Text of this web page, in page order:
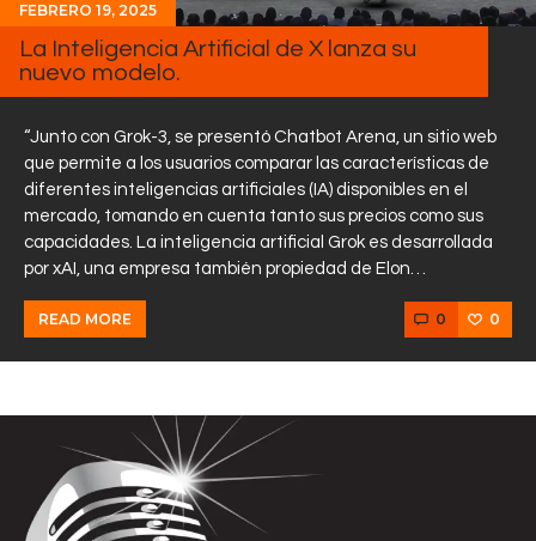
FEBRERO 19, 2025
La Inteligencia Artificial de X lanza su
nuevo modelo.
“Junto con Grok-3, se presentó Chatbot Arena, un sitio web
que permite a los usuarios comparar las características de
diferentes inteligencias artificiales (IA) disponibles en el
mercado, tomando en cuenta tanto sus precios como sus
capacidades. La inteligencia artificial Grok es desarrollada
por xAI, una empresa también propiedad de Elon…
READ MORE 0 0